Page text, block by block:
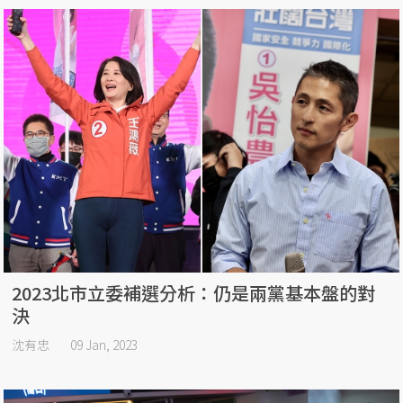
2023北市立委補選分析：仍是兩黨基本盤的對
決
沈有忠 09 Jan, 2023